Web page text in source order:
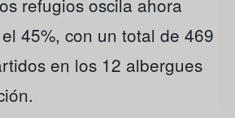
refugios oscila ahora
45%, con un total de 469
en los 12 albergues